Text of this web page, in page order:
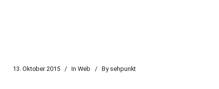
13. Oktober 2015 In Web By sehpunkt